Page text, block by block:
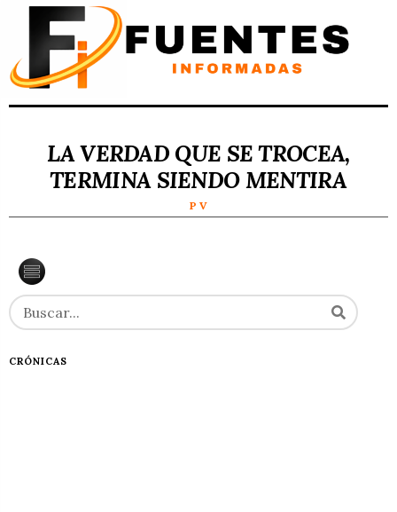
LA VERDAD QUE SE TROCEA,
TERMINA SIENDO MENTIRA
P V
CRÓNICAS